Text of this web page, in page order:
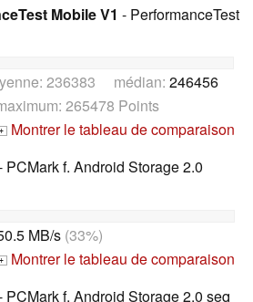
Mobile V1 - PerformanceTest
236383 médian: 246456
265478 Points
+ Montrer le tableau de comparaison
PCMark f. Android Storage 2.0
MB/s(33%)
+ Montrer le tableau de comparaison
PCMark f. Android Storage 2.0 seq